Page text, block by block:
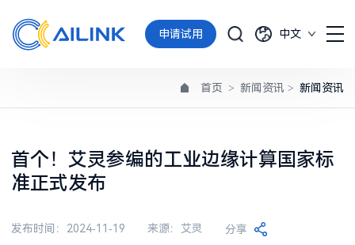
申请试用 中文
首页 > 新闻资讯 > 新闻资讯
首个！艾灵参编的工业边缘计算国家标
准正式发布
发布时间：2024-11-19 来源：艾灵 分享